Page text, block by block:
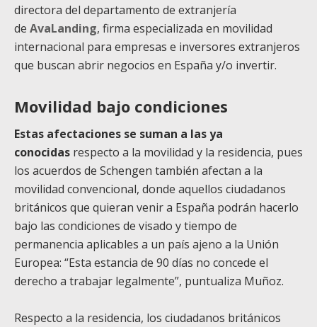
directora del departamento de extranjería
de AvaLanding, firma especializada en movilidad
internacional para empresas e inversores extranjeros
que buscan abrir negocios en España y/o invertir.
Movilidad bajo condiciones
Estas afectaciones se suman a las ya
conocidas respecto a la movilidad y la residencia, pues
los acuerdos de Schengen también afectan a la
movilidad convencional, donde aquellos ciudadanos
británicos que quieran venir a España podrán hacerlo
bajo las condiciones de visado y tiempo de
permanencia aplicables a un país ajeno a la Unión
Europea: “Esta estancia de 90 días no concede el
derecho a trabajar legalmente”, puntualiza Muñoz.
Respecto a la residencia, los ciudadanos británicos